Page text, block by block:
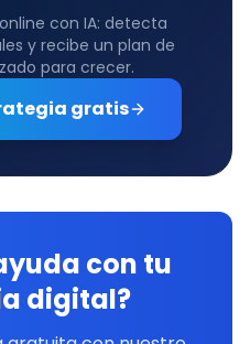
con IA: detecta
y recibe un plan de
para crecer.
gratis
con tu
digital?